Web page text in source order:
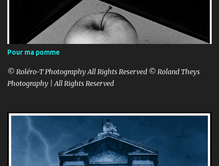
Pour ma pomme
© Roléro-T Photography All Rights Reserved © Roland Theys
Photography | All Rights Reserved